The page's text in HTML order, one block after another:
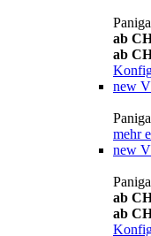
ab
ab
new
mehr
new
ab
ab